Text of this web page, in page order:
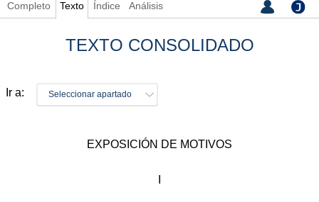
Completo Texto Índice Análisis
TEXTO CONSOLIDADO
Ir a: Seleccionar apartado
EXPOSICIÓN DE MOTIVOS